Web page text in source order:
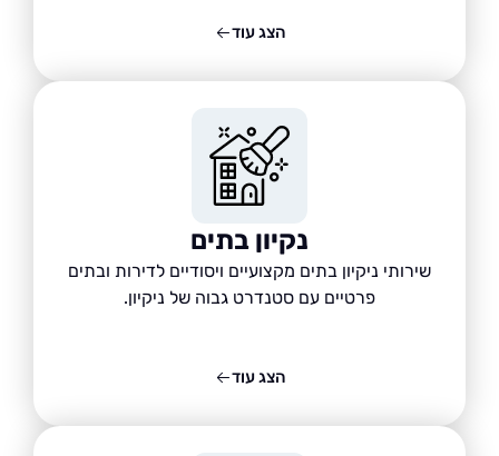
נקיון בתים
שירותי ניקיון בתים מקצועיים ויסודיים לדירות ובתים
פרטיים עם סטנדרט גבוה של ניקיון.